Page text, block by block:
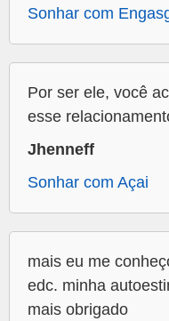
Sonhar com
Por ser ele, você
esse
Jhenneff
Sonhar com Açai
mais eu me
edc. minha
mais obrigado